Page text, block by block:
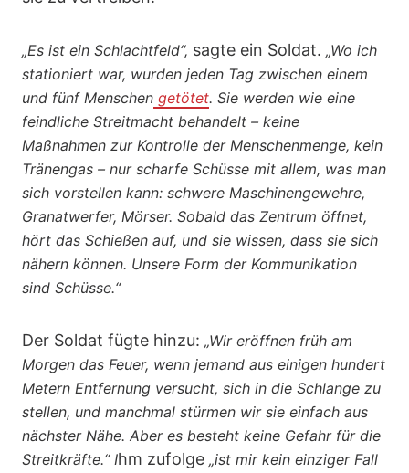
„Es ist ein Schlachtfeld“, sagte ein Soldat. „Wo ich
stationiert war, wurden jeden Tag zwischen einem
und fünf Menschen getötet. Sie werden wie eine
feindliche Streitmacht behandelt – keine
Maßnahmen zur Kontrolle der Menschenmenge, kein
Tränengas – nur scharfe Schüsse mit allem, was man
sich vorstellen kann: schwere Maschinengewehre,
Granatwerfer, Mörser. Sobald das Zentrum öffnet,
hört das Schießen auf, und sie wissen, dass sie sich
nähern können. Unsere Form der Kommunikation
sind Schüsse.“
Der Soldat fügte hinzu: „Wir eröffnen früh am
Morgen das Feuer, wenn jemand aus einigen hundert
Metern Entfernung versucht, sich in die Schlange zu
stellen, und manchmal stürmen wir sie einfach aus
nächster Nähe. Aber es besteht keine Gefahr für die
Streitkräfte.“ Ihm zufolge „ist mir kein einziger Fall